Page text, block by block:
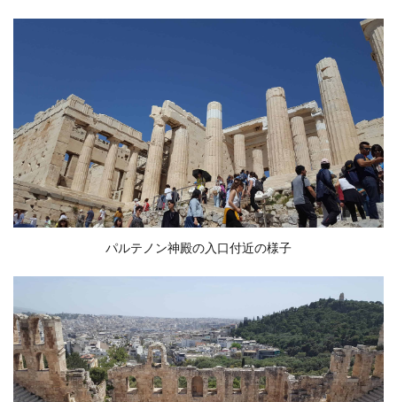
パルテノン神殿の入口付近の様子